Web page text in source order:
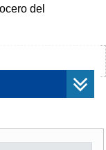
del
sexual para
(Dideco)
deportivos bajo